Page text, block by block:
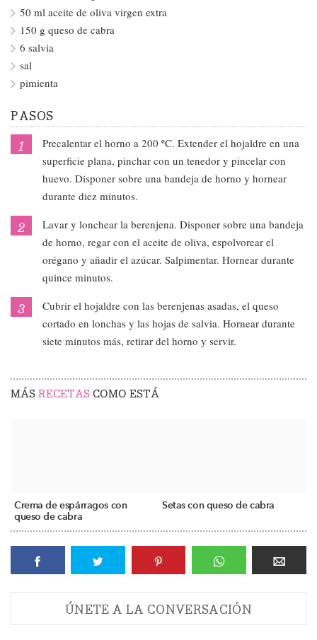
50 ml aceite de oliva virgen extra
150 g queso de cabra
6 salvia
sal
pimienta
PASOS
Precalentar el horno a 200 ºC. Extender el hojaldre en una
superficie plana, pinchar con un tenedor y pincelar con
huevo. Disponer sobre una bandeja de horno y hornear
durante diez minutos.
Lavar y lonchear la berenjena. Disponer sobre una bandeja
de horno, regar con el aceite de oliva, espolvorear el
orégano y añadir el azúcar. Salpimentar. Hornear durante
quince minutos.
Cubrir el hojaldre con las berenjenas asadas, el queso
cortado en lonchas y las hojas de salvia. Hornear durante
siete minutos más, retirar del horno y servir.
MÁS RECETAS COMO ESTÁ
Crema de espárragos con
queso de cabra
Setas con queso de cabra
ÚNETE A LA CONVERSACIÓN